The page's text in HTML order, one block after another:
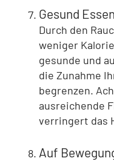
Gesund
Durch den
weniger
gesunde und
die Zunahme
begrenzen.
ausreichende
verringert das
Auf